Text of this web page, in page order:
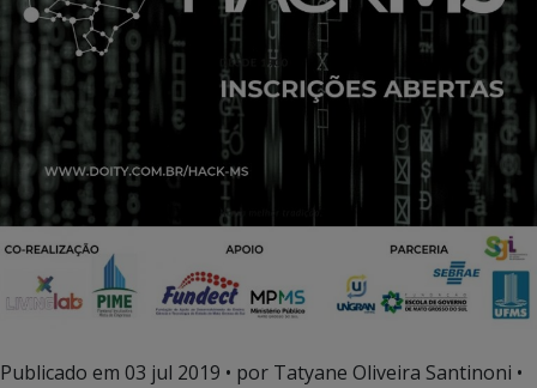
Publicado em 03 jul 2019 • por Tatyane Oliveira Santinoni •